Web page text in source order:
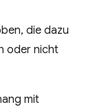
die dazu
oder nicht
mit